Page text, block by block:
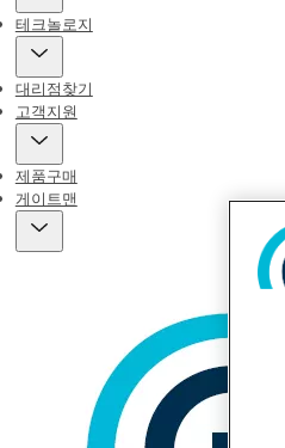
테크놀로지
대리점찾기
고객지원
제품구매
게이트맨